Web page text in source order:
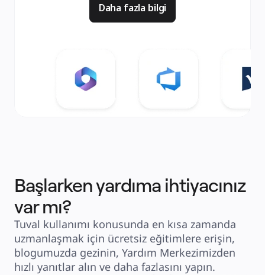
Daha fazla bilgi
Başlarken yardıma ihtiyacınız
var mı?
Tuval kullanımı konusunda en kısa zamanda
uzmanlaşmak için ücretsiz eğitimlere erişin,
blogumuzda gezinin, Yardım Merkezimizden
hızlı yanıtlar alın ve daha fazlasını yapın.